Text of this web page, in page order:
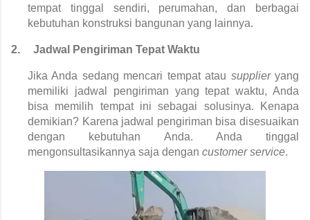
tempat tinggal sendiri, perumahan, dan berbagai
kebutuhan konstruksi bangunan yang lainnya.
2. Jadwal Pengiriman Tepat Waktu
Jika Anda sedang mencari tempat atau supplier yang
memiliki jadwal pengiriman yang tepat waktu, Anda
bisa memilih tempat ini sebagai solusinya. Kenapa
demikian? Karena jadwal pengiriman bisa disesuaikan
dengan kebutuhan Anda. Anda tinggal
mengonsultasikannya saja dengan customer service.